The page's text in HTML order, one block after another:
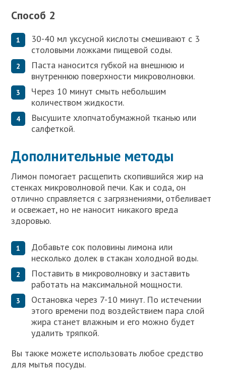
Способ 2
30-40 мл уксусной кислоты смешивают с 3
столовыми ложками пищевой соды.
Паста наносится губкой на внешнюю и
внутреннюю поверхности микроволновки.
Через 10 минут смыть небольшим
количеством жидкости.
Высушите хлопчатобумажной тканью или
салфеткой.
Дополнительные методы
Лимон помогает расщепить скопившийся жир на
стенках микроволновой печи. Как и сода, он
отлично справляется с загрязнениями, отбеливает
и освежает, но не наносит никакого вреда
здоровью.
Добавьте сок половины лимона или
несколько долек в стакан холодной воды.
Поставить в микроволновку и заставить
работать на максимальной мощности.
Остановка через 7-10 минут. По истечении
этого времени под воздействием пара слой
жира станет влажным и его можно будет
удалить тряпкой.
Вы также можете использовать любое средство
для мытья посуды.